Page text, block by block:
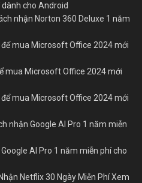
cho Android
nhận Norton 360 Deluxe 1 năm
để mua Microsoft Office 2024 mới
mua Microsoft Office 2024 mới
để mua Microsoft Office 2024 mới
nhận Google AI Pro 1 năm miễn
AI Pro 1 năm miễn phí cho
Netflix 30 Ngày Miễn Phí Xem